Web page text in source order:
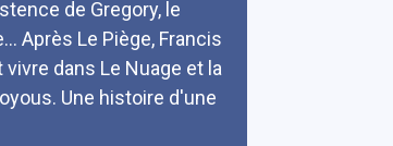
de Gregory, le
Après Le Piège, Francis
dans Le Nuage et la
Une histoire d'une